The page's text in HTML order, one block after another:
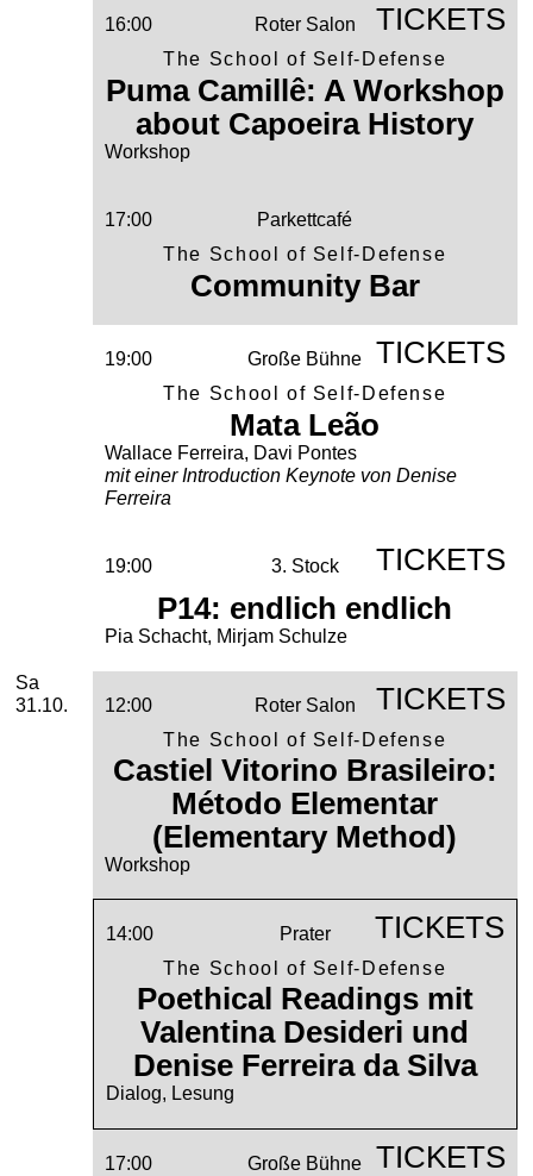
16:00
Roter Salon
The School of Self-Defense
Puma Camillê: A Workshop
about Capoeira History
Workshop
TICKETS
17:00
Parkettcafé
The School of Self-Defense
Community Bar
19:00
Große Bühne
The School of Self-Defense
Mata Leão
Wallace Ferreira, Davi Pontes
mit einer Introduction Keynote von Denise
Ferreira
TICKETS
19:00 3. Stock
P14: endlich endlich
Pia Schacht, Mirjam Schulze
TICKETS
Samstag, 31. Oktober 2026
Sa
31.10.
12:00
Roter Salon
The School of Self-Defense
Castiel Vitorino Brasileiro:
Método Elementar
(Elementary Method)
Workshop
TICKETS
14:00
Prater
The School of Self-Defense
Poethical Readings mit
Valentina Desideri und
Denise Ferreira da Silva
Dialog, Lesung
TICKETS
17:00
Große Bühne
TICKETS